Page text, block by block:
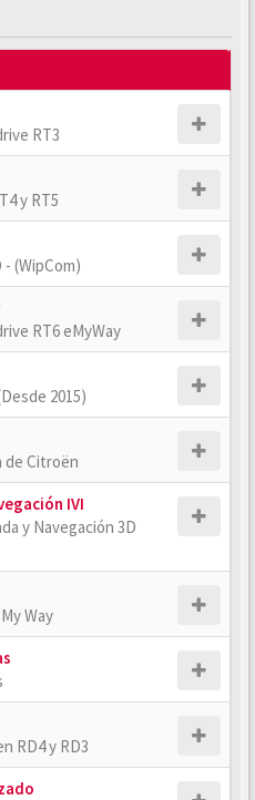
RT3
y RT5
- (WipCom)
RT6 eMyWay
2015)
de Citroën
IVI
y Navegación 3D
Way
RD4 y RD3